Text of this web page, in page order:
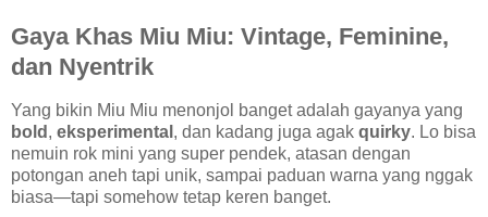
Gaya Khas Miu Miu: Vintage, Feminine,
dan Nyentrik
Yang bikin Miu Miu menonjol banget adalah gayanya yang
bold , eksperimental , dan kadang juga agak quirky. Lo bisa
nemuin rok mini yang super pendek, atasan dengan
potongan aneh tapi unik, sampai paduan warna yang nggak
biasa—tapi somehow tetap keren banget.